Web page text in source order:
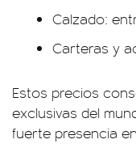
Calzado:
Carteras y
Estos precios
exclusivas del
fuerte presencia